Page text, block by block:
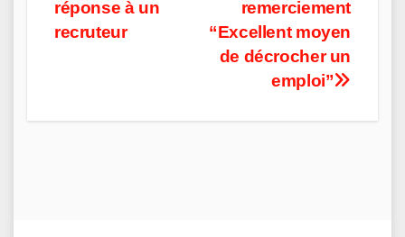
navigation
remerciement
“Excellent moyen
de décrocher un
emploi”
réponse à un
recruteur